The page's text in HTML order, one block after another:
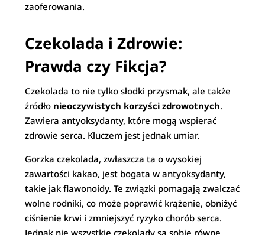
zaoferowania.
Czekolada i Zdrowie:
Prawda czy Fikcja?
Czekolada to nie tylko słodki przysmak, ale także
źródło nieoczywistych korzyści zdrowotnych.
Zawiera antyoksydanty, które mogą wspierać
zdrowie serca. Kluczem jest jednak umiar.
Gorzka czekolada, zwłaszcza ta o wysokiej
zawartości kakao, jest bogata w antyoksydanty,
takie jak flawonoidy. Te związki pomagają zwalczać
wolne rodniki, co może poprawić krążenie, obniżyć
ciśnienie krwi i zmniejszyć ryzyko chorób serca.
Jednak nie wszystkie czekolady są sobie równe.